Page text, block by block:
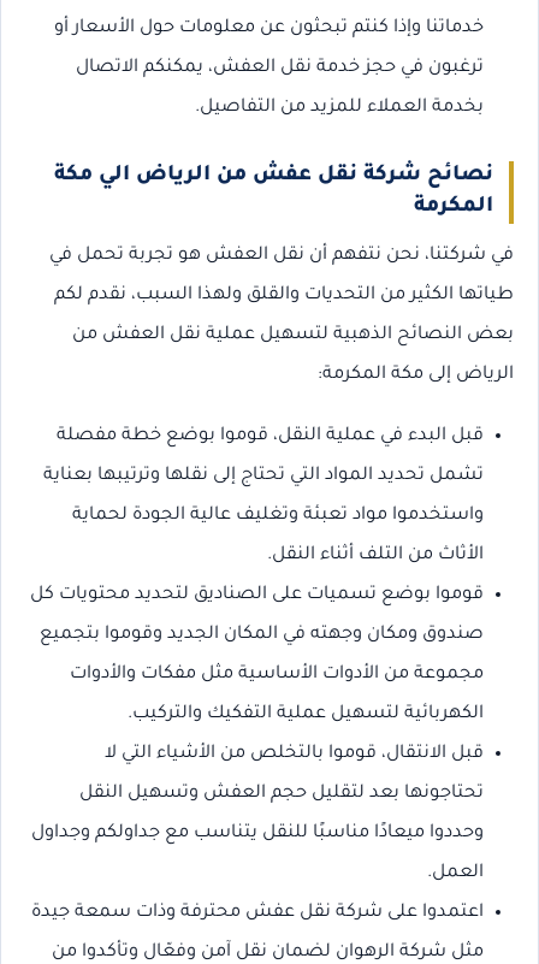
خدماتنا وإذا كنتم تبحثون عن معلومات حول الأسعار أو
ترغبون في حجز خدمة نقل العفش، يمكنكم الاتصال
بخدمة العملاء للمزيد من التفاصيل.
نصائح شركة نقل عفش من الرياض الي مكة
المكرمة
في شركتنا، نحن نتفهم أن نقل العفش هو تجربة تحمل في
طياتها الكثير من التحديات والقلق ولهذا السبب، نقدم لكم
بعض النصائح الذهبية لتسهيل عملية نقل العفش من
الرياض إلى مكة المكرمة:
قبل البدء في عملية النقل، قوموا بوضع خطة مفصلة
تشمل تحديد المواد التي تحتاج إلى نقلها وترتيبها بعناية
واستخدموا مواد تعبئة وتغليف عالية الجودة لحماية
الأثاث من التلف أثناء النقل.
قوموا بوضع تسميات على الصناديق لتحديد محتويات كل
صندوق ومكان وجهته في المكان الجديد وقوموا بتجميع
مجموعة من الأدوات الأساسية مثل مفكات والأدوات
الكهربائية لتسهيل عملية التفكيك والتركيب.
قبل الانتقال، قوموا بالتخلص من الأشياء التي لا
تحتاجونها بعد لتقليل حجم العفش وتسهيل النقل
وحددوا ميعادًا مناسبًا للنقل يتناسب مع جداولكم وجداول
العمل.
اعتمدوا على شركة نقل عفش محترفة وذات سمعة جيدة
مثل شركة الرهوان لضمان نقل آمن وفعّال وتأكدوا من